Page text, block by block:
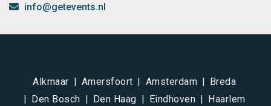
info@getevents.nl
Alkmaar Amersfoort Amsterdam
Breda
Den Bosch
Den Haag Eindhoven
Haarlem